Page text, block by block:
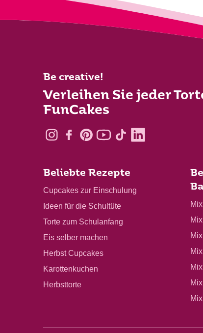
Be creative!
Verleihen Sie jeder
FunCakes
Beliebte Rezepte
Cupcakes zur Einschulung
Ideen für die Schultüte
Torte zum Schulanfang
Eis selber machen
Herbst Cupcakes
Karottenkuchen
Herbsttorte